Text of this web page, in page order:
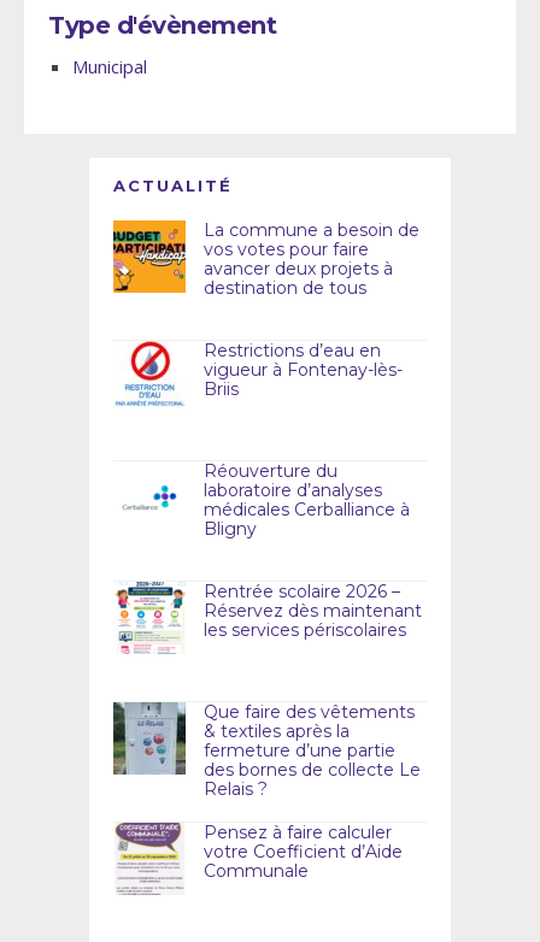
Type d'évènement
Municipal
ACTUALITÉ
La commune a besoin de
vos votes pour faire
avancer deux projets à
destination de tous
Restrictions d’eau en
vigueur à Fontenay-lès-
Briis
Réouverture du
laboratoire d’analyses
médicales Cerballiance à
Bligny
Rentrée scolaire 2026 –
Réservez dès maintenant
les services périscolaires
Que faire des vêtements
& textiles après la
fermeture d’une partie
des bornes de collecte Le
Relais ?
Pensez à faire calculer
votre Coefficient d’Aide
Communale